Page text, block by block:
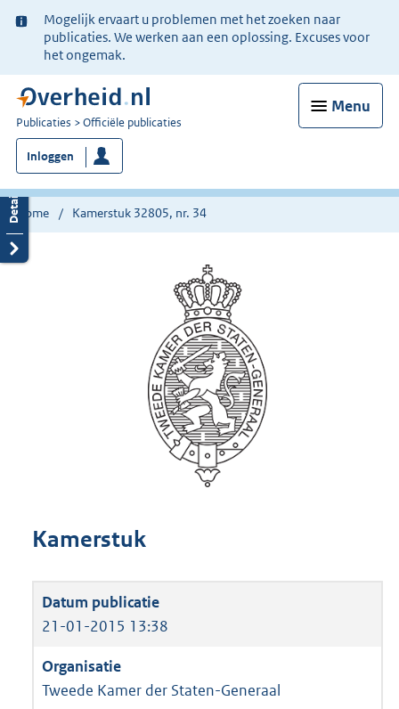
Ter
informatie:
Mogelijk ervaart u problemen met het zoeken naar
publicaties. We werken aan een oplossing. Excuses voor
het ongemak.
Menu
U
bent
nu
hier:
Publicaties Officiële publicaties
Inloggen
Home Kamerstuk 32805, nr. 34
Kamerstuk
21-01-2015 13:38
Tweede Kamer der Staten-Generaal